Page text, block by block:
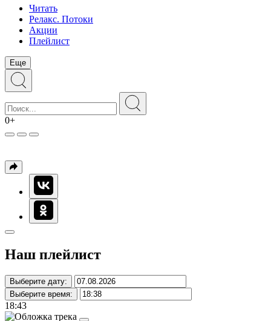
Читать
Релакс. Потоки
Акции
Плейлист
Еще
0+
Наш плейлист
Выберите дату:
Выберите время:
18:43